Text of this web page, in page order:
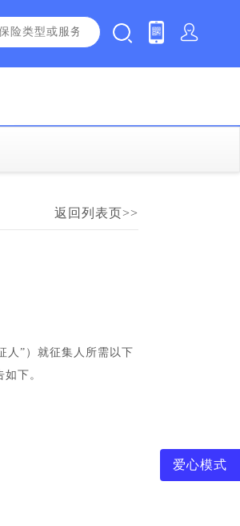
返回列表页>>
人”）就征集人所需以下
下。
爱心模式